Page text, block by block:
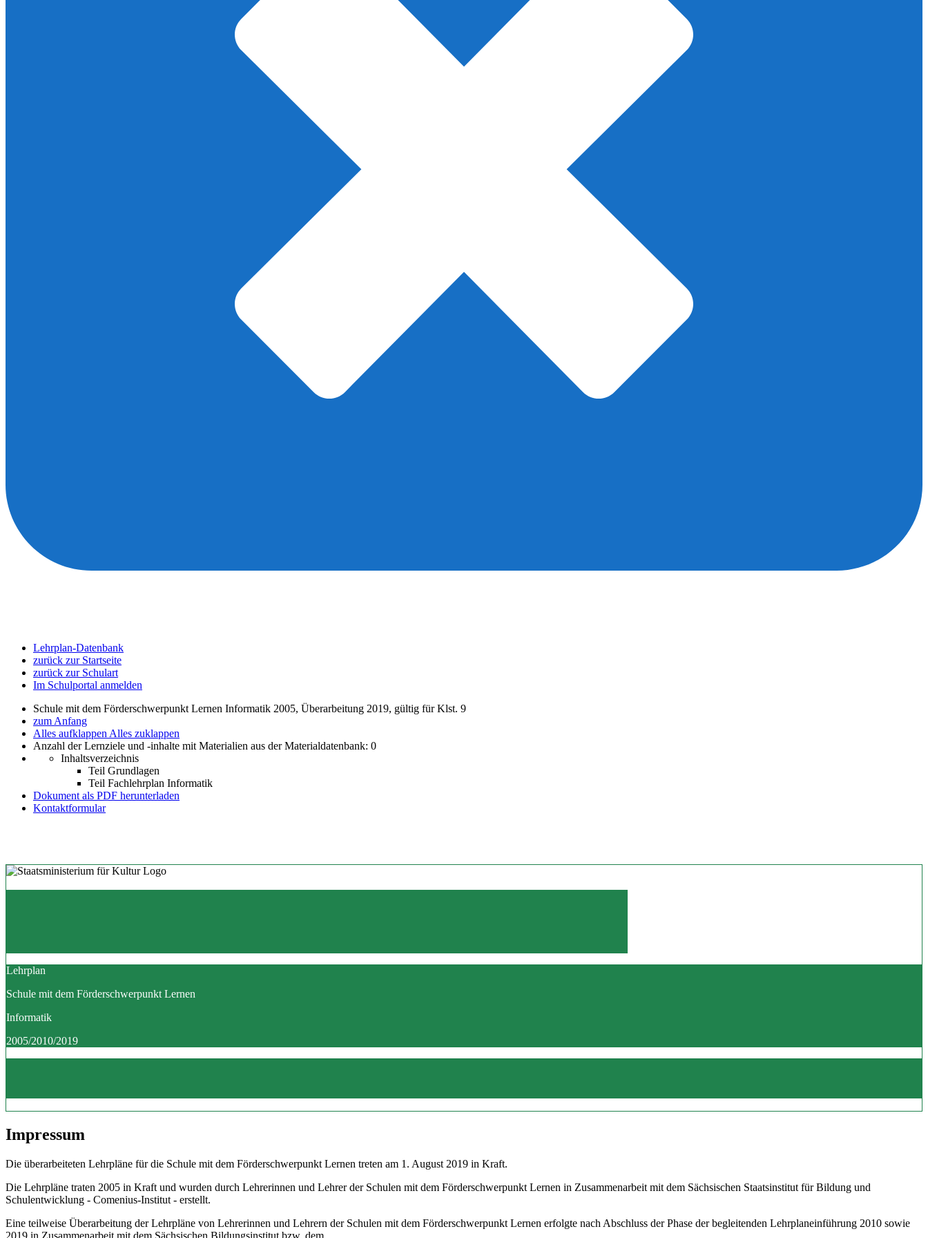
Lehrplan-Datenbank
zurück zur Startseite
zurück zur Schulart
Im Schulportal anmelden
Schule mit dem Förderschwerpunkt Lernen Informatik 2005, Überarbeitung 2019, gültig für Klst. 9
zum Anfang
Alles aufklappen Alles zuklappen
Anzahl der Lernziele und -inhalte mit Materialien aus der Materialdatenbank: 0
Inhaltsverzeichnis
Teil Grundlagen
Teil Fachlehrplan Informatik
Dokument als PDF herunterladen
Kontaktformular
Lehrplan
Schule mit dem Förderschwerpunkt Lernen
Informatik
2005/2010/2019
Impressum
Die überarbeiteten Lehrpläne für die Schule mit dem Förderschwerpunkt Lernen treten am 1. August 2019 in Kraft.
Die Lehrpläne traten 2005 in Kraft und wurden durch Lehrerinnen und Lehrer der Schulen mit dem Förderschwerpunkt Lernen in Zusammenarbeit mit dem Sächsischen Staatsinstitut für Bildung und
Schulentwicklung - Comenius-Institut - erstellt.
Eine teilweise Überarbeitung der Lehrpläne von Lehrerinnen und Lehrern der Schulen mit dem Förderschwerpunkt Lernen erfolgte nach Abschluss der Phase der begleitenden Lehrplaneinführung 2010 sowie
2019 in Zusammenarbeit mit dem Sächsischen Bildungsinstitut bzw. dem